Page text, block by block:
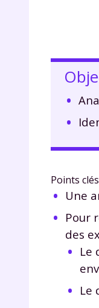
Points clés
Une
Pour
des
Le
Le